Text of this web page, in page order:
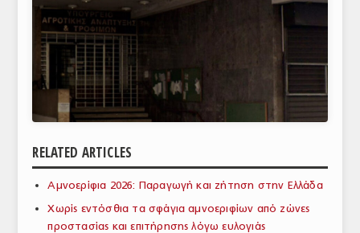
ΕΙΔΗΣΕΙΣ
ΕΥΡΩΠΑΪΚΕΣ ΑΠΟΦΑΣΕΙΣ
ΘΕΜΑΤΑ
ΕΜΠΟΡΙΚΟΣ ΚΑΤΑΛΟΓΟΣ
ΠΑΡΑΓΩΓΗ & ΕΜΠΟΡΙΑ
ΣΦΑΓΕΙΑ
RELATED ARTICLES
Αμνοερίφια 2026: Παραγωγή και ζήτηση στην Ελλάδα
Χωρίς εντόσθια τα σφάγια αμνοεριφίων από ζώνες
προστασίας και επιτήρησης λόγω ευλογιάς